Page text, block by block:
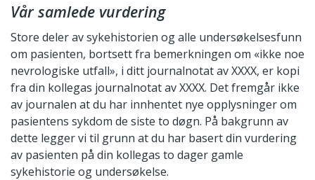
Vår samlede vurdering
Store deler av sykehistorien og alle undersøkelsesfunn
om pasienten, bortsett fra bemerkningen om «ikke noe
nevrologiske utfall», i ditt journalnotat av XXXX, er kopi
fra din kollegas journalnotat av XXXX. Det fremgår ikke
av journalen at du har innhentet nye opplysninger om
pasientens sykdom de siste to døgn. På bakgrunn av
dette legger vi til grunn at du har basert din vurdering
av pasienten på din kollegas to dager gamle
sykehistorie og undersøkelse.